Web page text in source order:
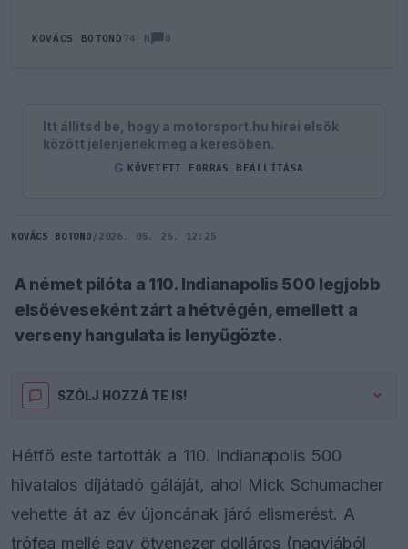
KOVÁCS BOTOND 74 N 0
Itt állítsd be, hogy a motorsport.hu hírei elsők
között jelenjenek meg a keresőben.
G KÖVETETT FORRÁS BEÁLLÍTÁSA
KOVÁCS BOTOND / 2026. 05. 26. 12:25
A német pilóta a 110. Indianapolis 500 legjobb
elsőéveseként zárt a hétvégén, emellett a
verseny hangulata is lenyűgözte.
SZÓLJ HOZZÁ TE IS!
Hétfő este tartották a 110. Indianapolis 500
hivatalos díjátadó gáláját, ahol Mick Schumacher
vehette át az év újoncának járó elismerést. A
trófea mellé egy ötvenezer dolláros (nagyjából